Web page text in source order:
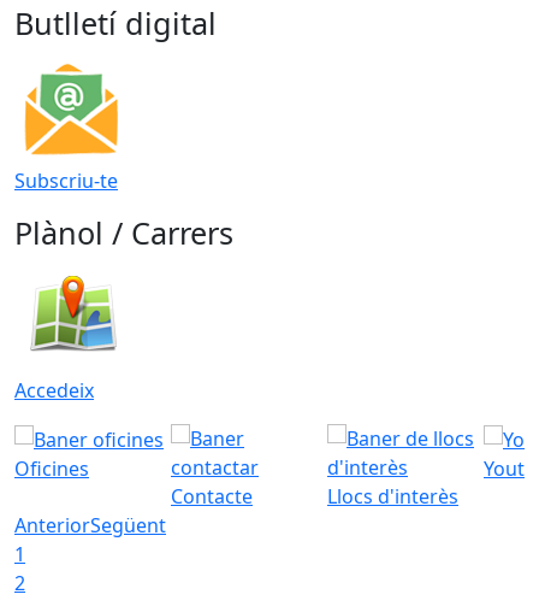
Butlletí digital
Subscriu-te
Plànol / Carrers
Accedeix
Oficines
Contacte
Llocs d'interès
AnteriorSegüent
1
2